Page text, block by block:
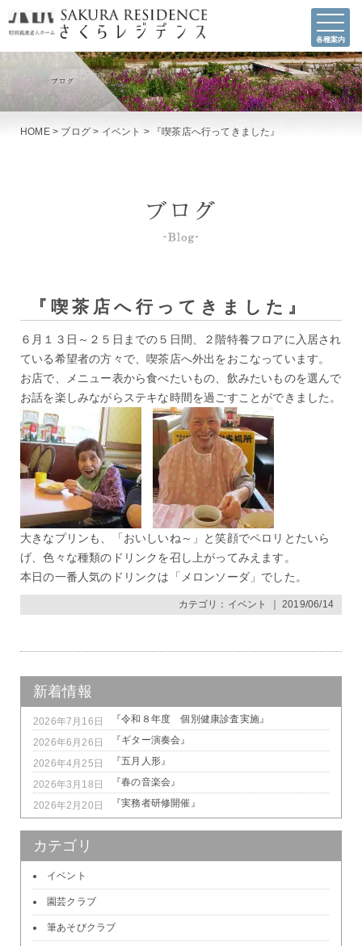
各種案内
HOME> ブログ > イベント > 『喫茶店へ行ってきました』
『喫茶店へ行ってきました』
６月１３日～２５日までの５日間、２階特養フロアに入居され
ている希望者の方々で、喫茶店へ外出をおこなっています。
お店で、メニュー表から食べたいもの、飲みたいものを選んで
お話を楽しみながらステキな時間を過ごすことができました。
大きなプリンも、「おいしいね～」と笑顔でペロリとたいら
げ、色々な種類のドリンクを召し上がってみえます。
本日の一番人気のドリンクは「メロンソーダ」でした。
カテゴリ： イベント ｜ 2019/06/14
新着情報
2026年7月16日 『令和８年度 個別健康診査実施』
2026年6月26日 『ギター演奏会』
2026年4月25日 『五月人形』
2026年3月18日 『春の音楽会』
2026年2月20日 『実務者研修開催』
カテゴリ
イベント
園芸クラブ
筆あそびクラブ